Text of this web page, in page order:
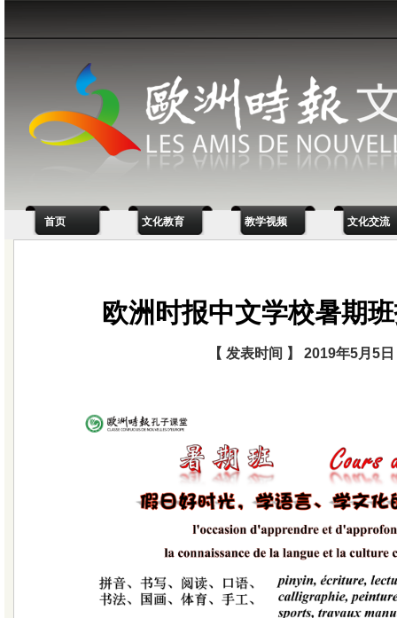
首页 文化教育 教学视频 文化交流
欧洲时报中文学校暑期
【 发表时间 】 2019年5月5日